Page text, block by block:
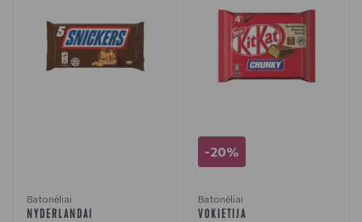
Batonėliai
NYDERLANDAI
-20%
Batonėliai
VOKIETIJA